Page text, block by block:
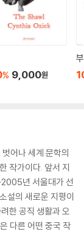
% 9,000원
어나 세계 문학의
작가이다. 앞서 지
년 서울대가 선
설의 새로운 지평이
한 공직 생활과 오
다른 어떤 중국 작